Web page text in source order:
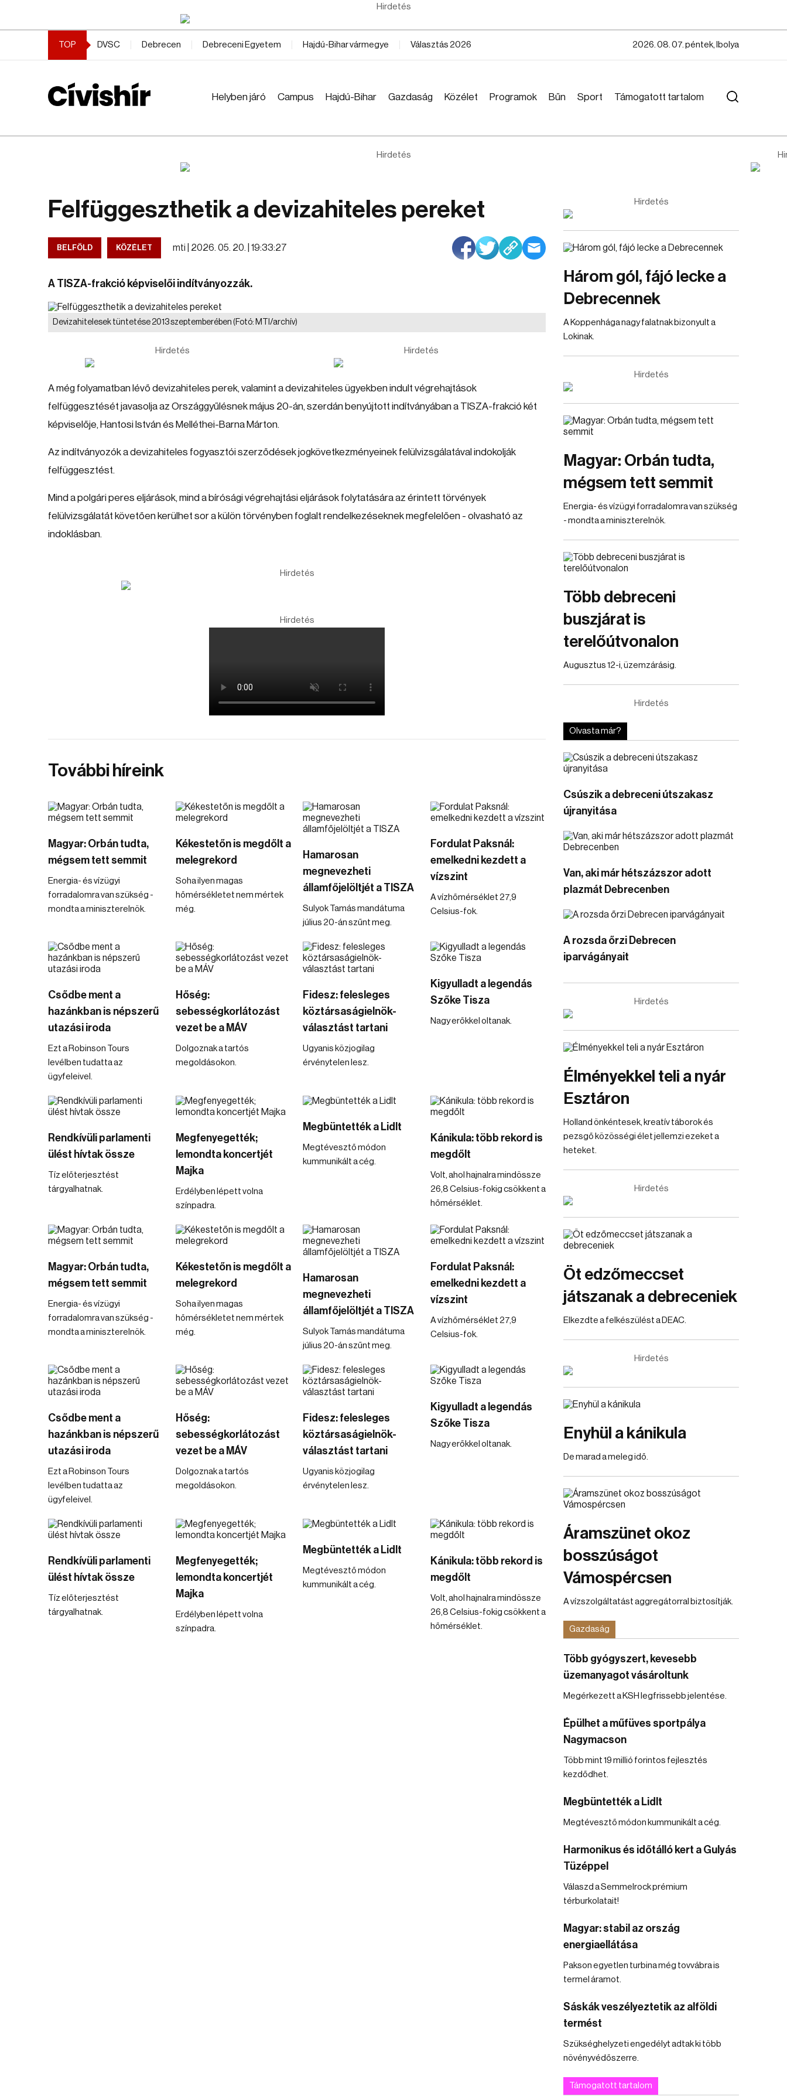
Hirdetés
TOP DVSC Debrecen Debreceni Egyetem Hajdú-Bihar vármegye Választás 2026 2026. 08. 07. péntek, Ibolya
Helyben járó Campus Hajdú-Bihar Gazdaság Közélet Programok Bűn Sport Támogatott tartalom
Hirdetés
Felfüggeszthetik a devizahiteles pereket
BELFÖLD KÖZÉLET mti | 2026. 05. 20. | 19:33:27
A TISZA-frakció képviselői indítványozzák.
Devizahitelesek tüntetése 2013 szeptemberében (Fotó: MTI/archív)
Hirdetés Hirdetés
A még folyamatban lévő devizahiteles perek, valamint a devizahiteles ügyekben indult végrehajtások
felfüggesztését javasolja az Országgyűlésnek május 20-án, szerdán benyújtott indítványában a TISZA-frakció két
képviselője, Hantosi István és Melléthei-Barna Márton.
Az indítványozók a devizahiteles fogyasztói szerződések jogkövetkezményeinek felülvizsgálatával indokolják
felfüggesztést.
Mind a polgári peres eljárások, mind a bírósági végrehajtási eljárások folytatására az érintett törvények
felülvizsgálatát követően kerülhet sor a külön törvényben foglalt rendelkezéseknek megfelelően - olvasható az
indoklásban.
Hirdetés
Hirdetés
További híreink
Magyar: Orbán tudta,
mégsem tett semmit
Energia- és vízügyi
forradalomra van szükség -
mondta a miniszterelnök.
Kékestetőn is megdőlt a
melegrekord
Soha ilyen magas
hőmérsékletet nem mértek
még.
Hamarosan
megnevezheti
államfőjelöltjét a TISZA
Sulyok Tamás mandátuma
július 20-án szűnt meg.
Fordulat Paksnál:
emelkedni kezdett a
vízszint
A vízhőmérséklet 27,9
Celsius-fok.
Csődbe ment a
hazánkban is népszerű
utazási iroda
Ezt a Robinson Tours
levélben tudatta az
ügyfeleivel.
Hőség:
sebességkorlátozást
vezet be a MÁV
Dolgoznak a tartós
megoldásokon.
Fidesz: felesleges
köztársaságielnök-
választást tartani
Ugyanis közjogilag
érvénytelen lesz.
Kigyulladt a legendás
Szőke Tisza
Nagy erőkkel oltanak.
Rendkívüli parlamenti
ülést hívtak össze
Tíz előterjesztést
tárgyalhatnak.
Megfenyegették;
lemondta koncertjét
Majka
Erdélyben lépett volna
színpadra.
Megbüntették a Lidlt
Megtévesztő módon
kummunikált a cég.
Kánikula: több rekord is
megdőlt
Volt, ahol hajnalra mindössze
26,8 Celsius-fokig csökkent a
hőmérséklet.
Magyar: Orbán tudta,
mégsem tett semmit
Energia- és vízügyi
forradalomra van szükség -
mondta a miniszterelnök.
Kékestetőn is megdőlt a
melegrekord
Soha ilyen magas
hőmérsékletet nem mértek
még.
Hamarosan
megnevezheti
államfőjelöltjét a TISZA
Sulyok Tamás mandátuma
július 20-án szűnt meg.
Fordulat Paksnál:
emelkedni kezdett a
vízszint
A vízhőmérséklet 27,9
Celsius-fok.
Csődbe ment a
hazánkban is népszerű
utazási iroda
Ezt a Robinson Tours
levélben tudatta az
ügyfeleivel.
Hőség:
sebességkorlátozást
vezet be a MÁV
Dolgoznak a tartós
megoldásokon.
Fidesz: felesleges
köztársaságielnök-
választást tartani
Ugyanis közjogilag
érvénytelen lesz.
Kigyulladt a legendás
Szőke Tisza
Nagy erőkkel oltanak.
Rendkívüli parlamenti
ülést hívtak össze
Tíz előterjesztést
tárgyalhatnak.
Megfenyegették;
lemondta koncertjét
Majka
Erdélyben lépett volna
színpadra.
Megbüntették a Lidlt
Megtévesztő módon
kummunikált a cég.
Kánikula: több rekord is
megdőlt
Volt, ahol hajnalra mindössze
26,8 Celsius-fokig csökkent a
hőmérséklet.
Hirdetés
Három gól, fájó lecke a
Debrecennek
A Koppenhága nagy falatnak bizonyult a
Lokinak.
Hirdetés
Magyar: Orbán tudta,
mégsem tett semmit
Energia- és vízügyi forradalomra van szükség
- mondta a miniszterelnök.
Több debreceni
buszjárat is
terelőútvonalon
Augusztus 12-i, üzemzárásig.
Hirdetés
Olvasta már?
Csúszik a debreceni útszakasz
újranyitása
Van, aki már hétszázszor adott
plazmát Debrecenben
A rozsda őrzi Debrecen
iparvágányait
Hirdetés
Élményekkel teli a nyár
Esztáron
Holland önkéntesek, kreatív táborok és
pezsgő közösségi élet jellemzi ezeket a
heteket.
Hirdetés
Öt edzőmeccset
játszanak a debreceniek
Elkezdte a felkészülést a DEAC.
Hirdetés
Enyhül a kánikula
De marad a meleg idő.
Áramszünet okoz
bosszúságot
Vámospércsen
A vízszolgáltatást aggregátorral biztosítják.
Gazdaság
Több gyógyszert, kevesebb
üzemanyagot vásároltunk
Megérkezett a KSH legfrissebb jelentése.
Épülhet a műfüves sportpálya
Nagymacson
Több mint 19 millió forintos fejlesztés
kezdődhet.
Megbüntették a Lidlt
Megtévesztő módon kummunikált a cég.
Harmonikus és időtálló kert a Gulyás
Tüzéppel
Válaszd a Semmelrock prémium
térburkolatait!
Magyar: stabil az ország
energiaellátása
Pakson egyetlen turbina még tovvábra is
termel áramot.
Sáskák veszélyeztetik az alföldi
termést
Szükséghelyzeti engedélyt adtak ki több
növényvédőszerre.
Támogatott tartalom